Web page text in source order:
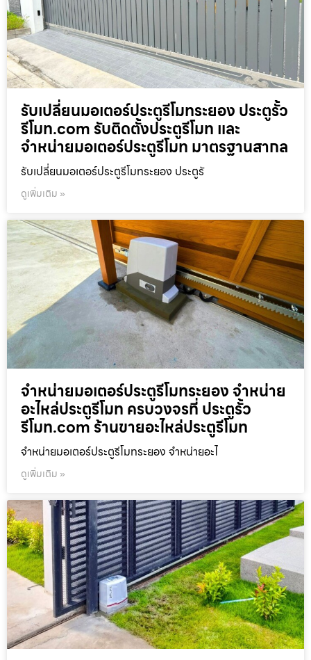
รับเปลี่ยนมอเตอร์ประตูรีโมทระยอง ประตูรั้ว
รีโมท.com รับติดตั้งประตูรีโมท และ
จำหน่ายมอเตอร์ประตูรีโมท มาตรฐานสากล
รับเปลี่ยนมอเตอร์ประตูรีโมทระยอง ประตูรั
ดูเพิ่มเติม »
จำหน่ายมอเตอร์ประตูรีโมทระยอง จำหน่าย
อะไหล่ประตูรีโมท ครบวงจรที่ ประตูรั้ว
รีโมท.com ร้านขายอะไหล่ประตูรีโมท
จำหน่ายมอเตอร์ประตูรีโมทระยอง จำหน่ายอะไ
ดูเพิ่มเติม »